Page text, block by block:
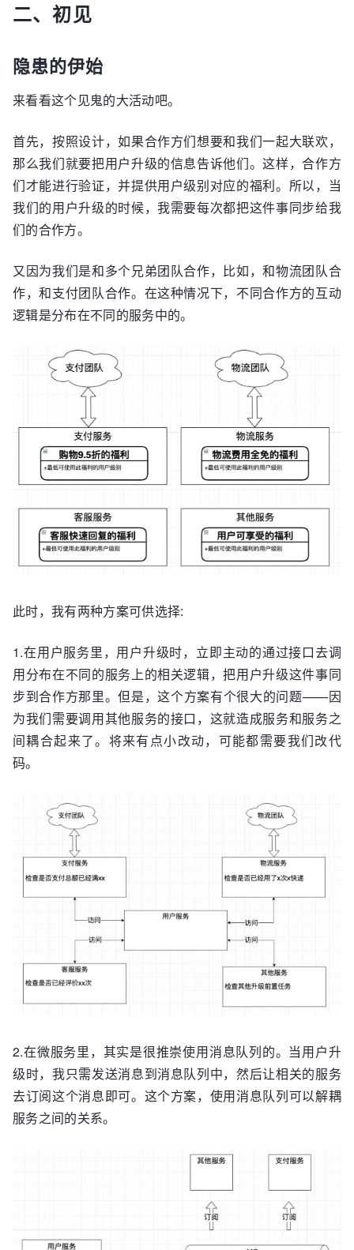
二、初见
隐患的伊始
来看看这个见鬼的大活动吧。
首先，按照设计，如果合作方们想要和我们一起大联欢，
那么我们就要把用户升级的信息告诉他们。这样，合作方
们才能进行验证，并提供用户级别对应的福利。所以，当
我们的用户升级的时候，我需要每次都把这件事同步给我
们的合作方。
又因为我们是和多个兄弟团队合作，比如，和物流团队合
作，和支付团队合作。在这种情况下，不同合作方的互动
逻辑是分布在不同的服务中的。
此时，我有两种方案可供选择:
1.在用户服务里，用户升级时，立即主动的通过接口去调
用分布在不同的服务上的相关逻辑，把用户升级这件事同
步到合作方那里。但是，这个方案有个很大的问题——因
为我们需要调用其他服务的接口，这就造成服务和服务之
间耦合起来了。将来有点小改动，可能都需要我们改代
码。
2.在微服务里，其实是很推崇使用消息队列的。当用户升
级时，我只需发送消息到消息队列中，然后让相关的服务
去订阅这个消息即可。这个方案，使用消息队列可以解耦
服务之间的关系。